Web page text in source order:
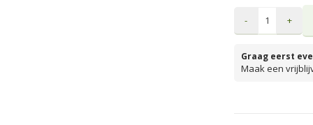
- +
Graag eerst
Maak een